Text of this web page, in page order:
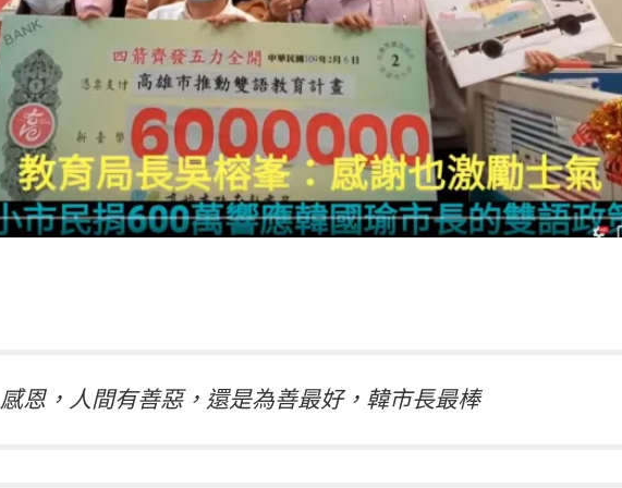
感恩，人間有善惡，還是為善最好，韓市長最棒